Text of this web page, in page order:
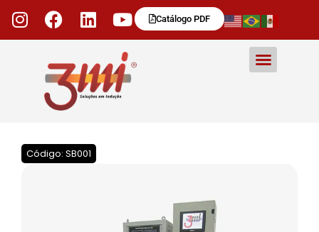
Catálogo PDF
Código: SB001